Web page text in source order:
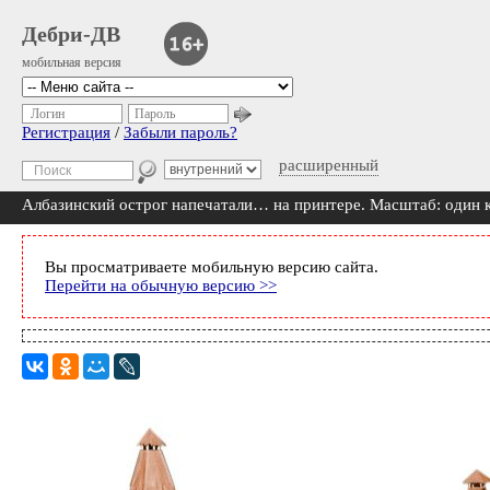
Дебри-ДВ
мобильная версия
расширенный
Логин Пароль
Регистрация / Забыли пароль?
Албазинский острог напечатали… на принтере. Масштаб: один
Вы просматриваете мобильную версию сайта.
Перейти на обычную версию >>